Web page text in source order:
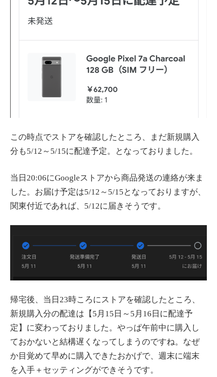
この時点でストアを確認したところ、まだ新規購入
分も5/12～5/15に配達予定。となっておりました。
当日20:06にGoogleストアから商品発送の連絡が来ま
した。お届け予定は5/12～5/15となっておりますが、
関東付近であれば、5/12に届きそうです。
帰宅後、当日23時ころにストアを確認したところ、
新規購入分の配達は【5月15日～5月16日に配達予
定】に変わっておりました。やっぱ午前中に購入し
ておかないと結構遅くなってしまうのですね。なぜ
か目覚めて早めに購入できたおかげで、週末に端末
を入手＋セッティングができそうです。